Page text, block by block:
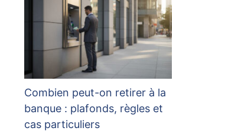
Combien peut-on retirer à la
banque : plafonds, règles et
cas particuliers